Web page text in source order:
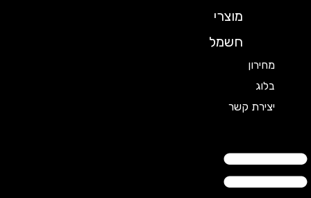
מוצרי
חשמל
מחירון
יצירת קשר